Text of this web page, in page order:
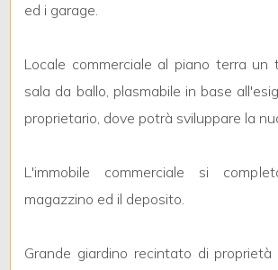
ed i garage.
Locale commerciale al piano terra un
sala da ballo, plasmabile in base
proprietario, dove potrà sviluppare la
L'immobile commerciale si
magazzino ed il deposito.
Grande giardino recintato di
4
5+
Bagni